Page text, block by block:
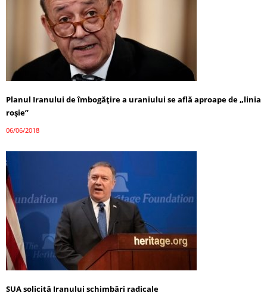
Planul Iranului de îmbogățire a uraniului se află aproape de „linia
roșie”
06/06/2018
SUA solicită Iranului schimbări radicale